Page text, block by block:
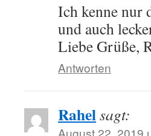
Ich kenne nur
und auch
Liebe Grüße,
Antworten
Rahelsagt:
August 22, 2019